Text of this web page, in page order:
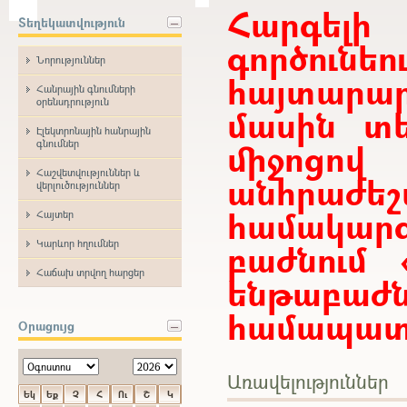
Տեղեկատվություն
Նորություններ
Հանրային գնումների
օրենսդրություն
Էլեկտրոնային հանրային
գնումներ
Հաշվետվություններ և
վերլուծություններ
Հայտեր
Կարևոր հղումներ
Հաճախ տրվող հարցեր
Օրացույց
Եկ Եք Չ Հ Ու Շ
Կ
մասին
բաժնում
Առավելություններ